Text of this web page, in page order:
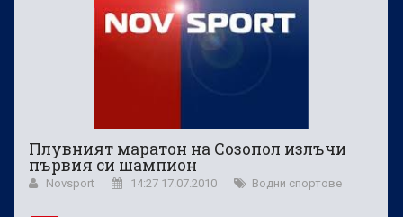
Плувният маратон на Созопол излъчи
първия си шампион
Novsport 14:27 17.07.2010 Водни спортове